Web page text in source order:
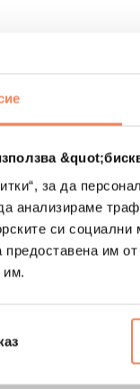
за да
анализираме
си
предоставена им
им.
на прах